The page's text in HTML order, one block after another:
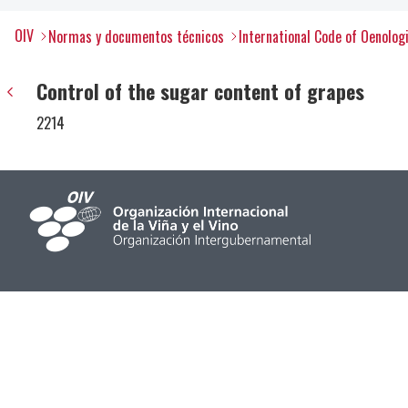
OIV Normas y documentos técnicos International Code of
Control of the sugar content of grapes
2214